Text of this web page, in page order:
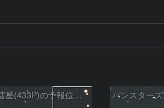
433P彗星(433P)の予報位置：2026/05/30